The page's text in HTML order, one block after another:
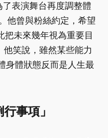
了表演舞台再度調整體
他曾與粉絲約定，希望
把未來幾年視為重要目
他笑說，雖然某些能力
身體狀態反而是人生最
事項」